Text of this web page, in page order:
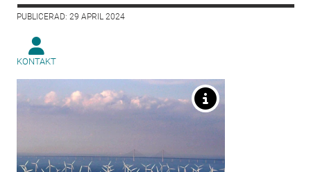
PUBLICERAD: 29 APRIL 2024
KONTAKT